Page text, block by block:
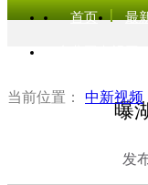
首页 最
当前位置： 中新视频
曝
发